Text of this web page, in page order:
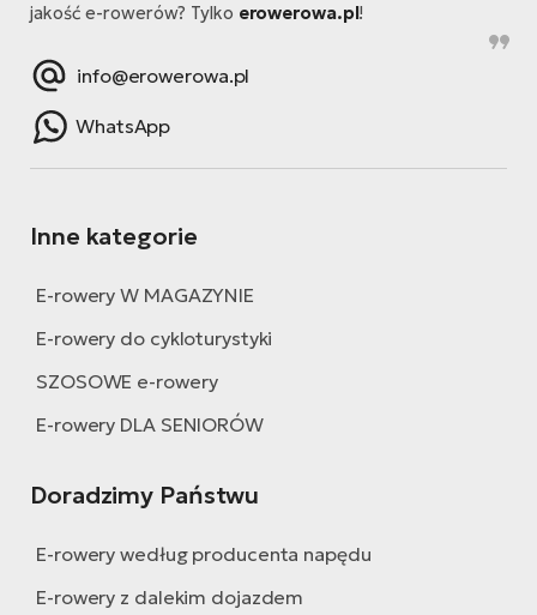
jakość e-rowerów? Tylko erowerowa.pl!
info@erowerowa.pl
WhatsApp
Inne kategorie
E-rowery W MAGAZYNIE
E-rowery do cykloturystyki
SZOSOWE e-rowery
E-rowery DLA SENIORÓW
Doradzimy Państwu
E-rowery według producenta napędu
E-rowery z dalekim dojazdem